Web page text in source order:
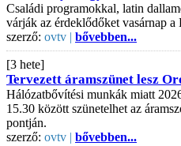
Családi programokkal, latin
várják az érdeklődőket vasárnap
szerző: ovtv | bővebben...
[3 hete]
Tervezett áramszünet lesz
Hálózatbővítési munkák miatt
15.30 között szünetelhet az
pontján.
szerző: ovtv | bővebben...